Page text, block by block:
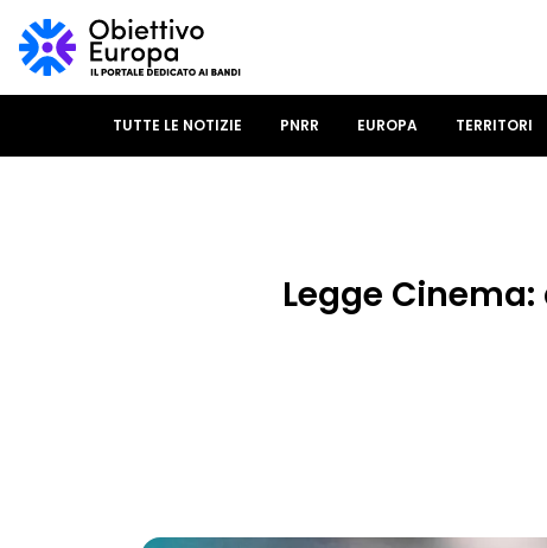
TUTTE LE NOTIZIE PNRR EUROPA TERRITORI
Legge